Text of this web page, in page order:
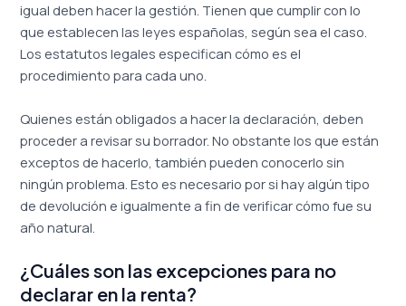
igual deben hacer la gestión. Tienen que cumplir con lo
que establecen las leyes españolas, según sea el caso.
Los estatutos legales especifican cómo es el
procedimiento para cada uno.
Quienes están obligados a hacer la declaración, deben
proceder a revisar su borrador. No obstante los que están
exceptos de hacerlo, también pueden conocerlo sin
ningún problema. Esto es necesario por si hay algún tipo
de devolución e igualmente a fin de verificar cómo fue su
año natural.
¿Cuáles son las excepciones para no
declarar en la renta?